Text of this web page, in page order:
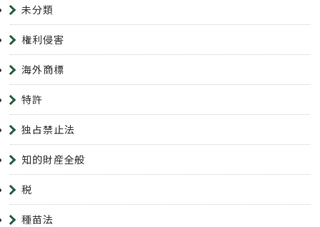
未分類
権利侵害
海外商標
特許
独占禁止法
知的財産全般
税
種苗法